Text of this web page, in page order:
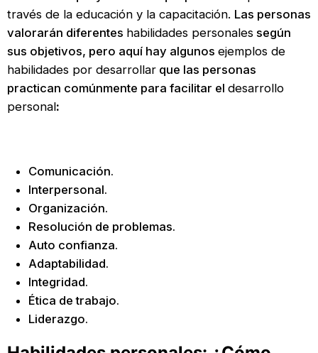
través de la educación y la capacitación. Las personas
valorarán diferentes habilidades personalessegún
sus objetivos, pero aquí hay algunos ejemplos de
habilidades por desarrollarque las personas
practican comúnmente para facilitar el desarrollo
personal:
Comunicación.
Interpersonal.
Organización.
Resolución de problemas.
Auto confianza.
Adaptabilidad.
Integridad.
Ética de trabajo.
Liderazgo.